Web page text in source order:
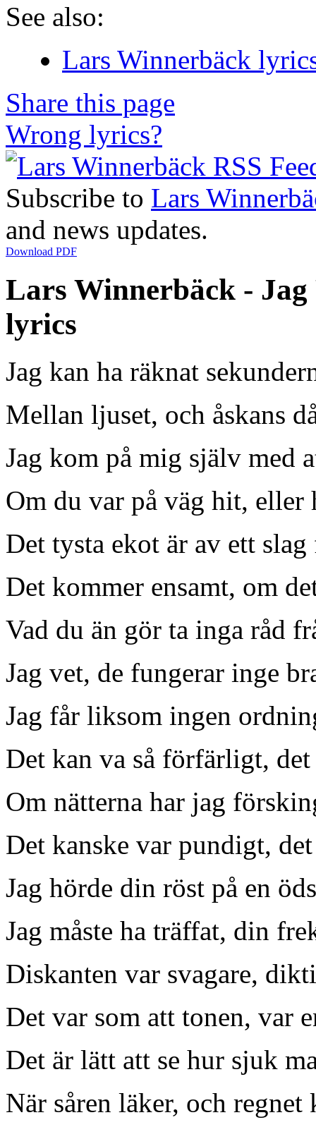
See also:
Lars Winnerbäck
Share this page
Wrong lyrics?
Subscribe to Lars
and news updates.
Download PDF
Lars Winnerbäck -
lyrics
Jag kan ha räknat
Mellan ljuset, och åskans
Jag kom på mig själv med
Om du var på väg hit, eller
Det tysta ekot är av ett
Det kommer ensamt, om
Vad du än gör ta inga råd
Jag vet, de fungerar inge
Jag får liksom ingen
Det kan va så förfärligt, det
Om nätterna har jag
Det kanske var pundigt,
Jag hörde din röst på en
Jag måste ha träffat, din
Diskanten var svagare,
Det var som att tonen, var
Det är lätt att se hur sjuk
När såren läker, och regnet